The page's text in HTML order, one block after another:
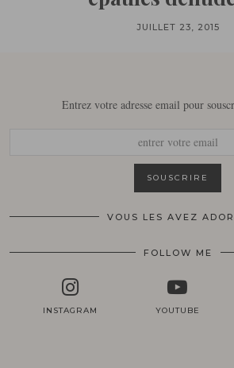
JUILLET 23, 2015
Entrez votre adresse email pour
VOUS LES AVEZ
FOLLOW ME
INSTAGRAM YOUTUBE